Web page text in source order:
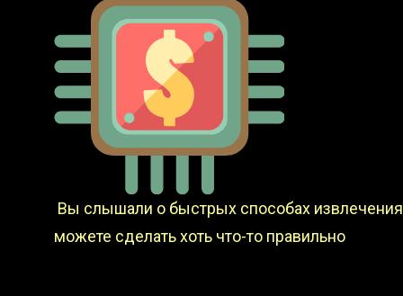
Вы слышали о быстрых способах
можете сделать хоть что-то правильно